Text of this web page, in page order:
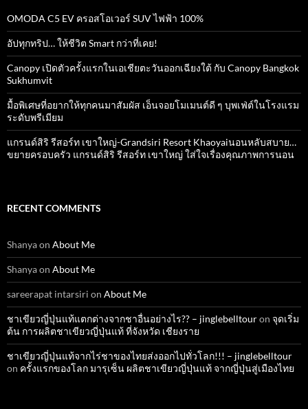
OMODA C5 EV ครอสโอเวอร์ SUV ไฟฟ้า 100%
อัปทุกทริป… ให้ชีวิต Smart กว่าที่เคย!
Canopy เปิดตัวครั้งแรกในเอเชียตะวันออกเฉียงใต้ กับ Canopy Bangkok
Sukhumvit
มื้อพิเศษที่อยากให้ทุกคนมาสัมผัส เอ็นจอยโมเมนต์ดี ๆ บุพเฟ่ต์ในโรงแรม
ระดับพรีเมียม
แกรนด์สิริ​ รีสอร์ท​ เขาใหญ่​-Grandsiri​ Resort​ Khaoyaiนอนหลับสบาย…
ขยายครอบครัว แกรนด์สิริ รีสอร์ท เขาใหญ่ ใส่ใจเรื่องคุณภาพการนอน
RECENT COMMENTS
Shanyaon About Me
Shanyaon About Me
sareerapat intarsiri on About Me
ชาเขียวญี่ปุ่นแท้แตกต่างจากชาอื่นอย่างไร?? – jinglebelltouron จุดเริ่ม
ต้น การผลิตชาเขียวญี่ปุ่นแท้ ที่จังหวัด เชียงราย
ชาเขียวญี่ปุ่นแท้จากไร่ชาของไทยส่งออกไปทั่วโลก!!! – jinglebelltour
on ครั้งแรกของโลก มารุเซ็น ผลิตชาเขียวญี่ปุ่นแท้ จากญี่ปุ่นสู่เมืองไทย